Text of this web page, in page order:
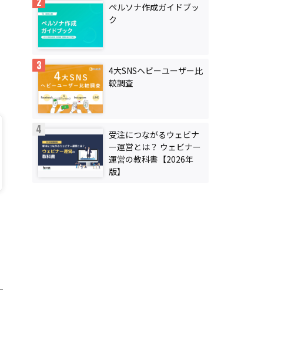
ペルソナ作成ガイドブッ
ク
4大SNSヘビーユーザー比
較調査
受注につながるウェビナ
ー運営とは？ ウェビナー
運営の教科書【2026年
版】